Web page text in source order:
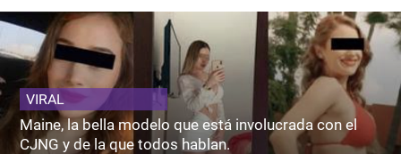
VIRAL
Maine, la bella modelo que está involucrada con el
CJNG y de la que todos hablan.